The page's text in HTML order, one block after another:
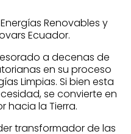
Renovables y
Ecuador.
a decenas de
en su proceso
Limpias. Si bien esta
se convierte en
hacia la Tierra.
transformador de las